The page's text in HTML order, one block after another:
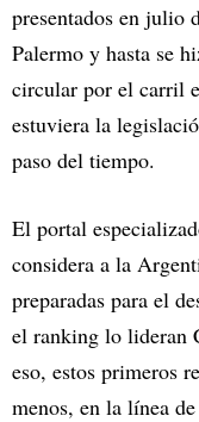
presentados en julio
Palermo y hasta se
circular por el carril
estuviera la
paso del tiempo.
El portal
considera a la
preparadas para el
el ranking lo lideran
eso, estos primeros
menos, en la línea